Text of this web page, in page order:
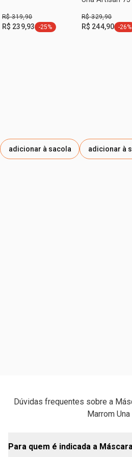
R$ 319,90
R$ 239,93 etiqueta -25%
-25%
adicionar à sacola
R$ 329,90
R$ 244,90 -26%
adicionar à
Dúvidas frequentes sobre a
Marrom
Para quem é indicada a